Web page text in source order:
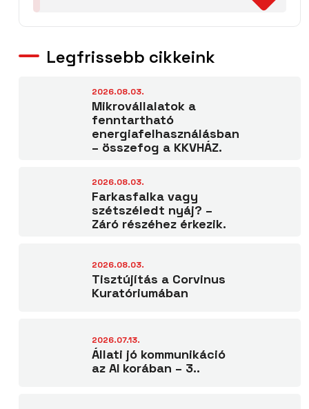
Legfrissebb cikkeink
2026.08.03.
Mikrovállalatok a
fenntartható
energiafelhasználásban
– összefog a KKVHÁZ.
2026.08.03.
Farkasfalka vagy
szétszéledt nyáj? –
Záró részéhez érkezik.
2026.08.03.
Tisztújítás a Corvinus
Kuratóriumában
2026.07.13.
Állati jó kommunikáció
az AI korában – 3..